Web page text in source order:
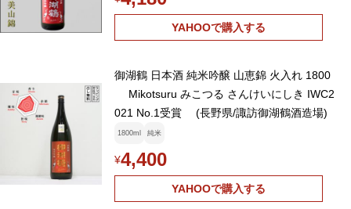
YAHOOで購入する
御湖鶴 日本酒 純米吟醸 山恵錦 火入れ 1800
Mikotsuru みこつる さんけいにしき IWC2
021 No.1受賞 (長野県/諏訪御湖鶴酒造場)
1800ml 純米
¥4,400
YAHOOで購入する